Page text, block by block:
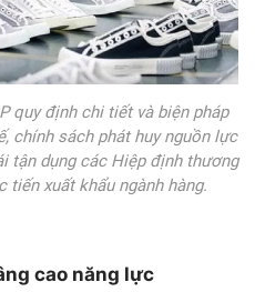
quy định chi tiết và biện pháp
chính sách phát huy nguồn lực
tận dụng các Hiệp định thương
tiến xuất khẩu ngành hàng.
cao năng lực